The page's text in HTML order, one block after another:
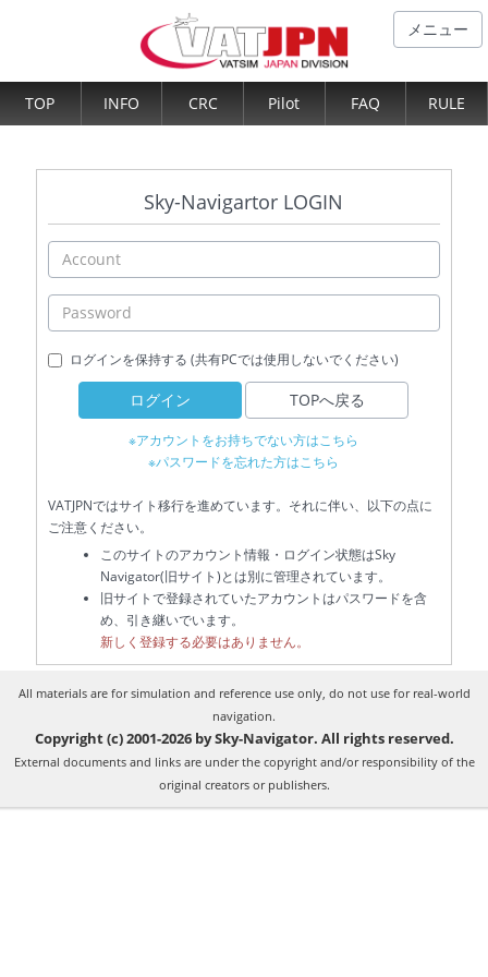
メニュー
TOP INFO CRC Pilot FAQ RULE
Sky-Navigartor LOGIN
ログインを保持する (共有PCでは使用しないでください)
ログイン TOPへ戻る
※アカウントをお持ちでない方はこちら
※パスワードを忘れた方はこちら
VATJPNではサイト移行を進めています。それに伴い、以下の点に
ご注意ください。
このサイトのアカウント情報・ログイン状態はSky
Navigator(旧サイト)とは別に管理されています。
旧サイトで登録されていたアカウントはパスワードを含
め、引き継いでいます。
新しく登録する必要はありません。
All materials are for simulation and reference use only, do not use for real-world
navigation.
Copyright (c) 2001-2026 by Sky-Navigator. All rights reserved.
External documents and links are under the copyright and/or responsibility of the
original creators or publishers.